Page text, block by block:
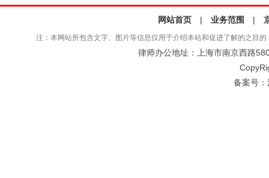
网站首页 | 业务范围 |
注：本网站所包含文字、图片等信息仅用于介绍本站和促进了解的之目
律师办公地址：上海市南京西路
备案号：